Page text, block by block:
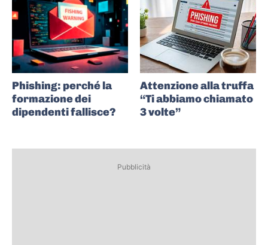
Phishing: perché la
formazione dei
dipendenti fallisce?
Attenzione alla truffa
“Ti abbiamo chiamato
3 volte”
Pubblicità